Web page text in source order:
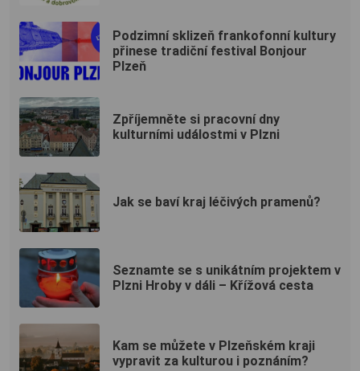
Podzimní sklizeň frankofonní kultury
přinese tradiční festival Bonjour
Plzeň
Zpříjemněte si pracovní dny
kulturními událostmi v Plzni
Jak se baví kraj léčivých pramenů?
Seznamte se s unikátním projektem v
Plzni Hroby v dáli – Křížová cesta
Kam se můžete v Plzeňském kraji
vypravit za kulturou i poznáním?